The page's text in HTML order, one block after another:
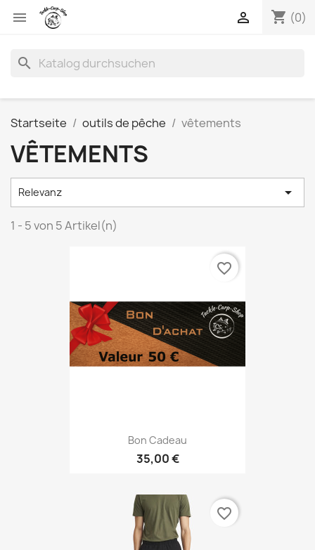
 shopping_cart (0)

search
Startseite outils de pêche vêtements
VÊTEMENTS
Relevanz 
1 - 5 von 5 Artikel(n)
Bon Cadeau
35,00 €
favorite_border
favorite_border